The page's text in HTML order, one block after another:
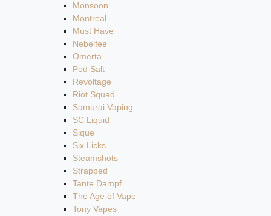
Monsoon
Montreal
Must Have
Nebelfee
Omerta
Pod Salt
Revoltage
Riot Squad
Samurai Vaping
SC Liquid
Sique
Six Licks
Steamshots
Strapped
Tante Dampf
The Age of Vape
Tony Vapes